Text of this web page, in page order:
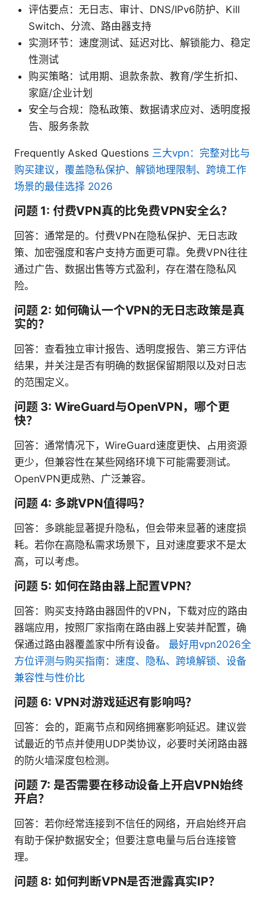
评估要点：无日志、审计、DNS/IPv6防护、Kill
Switch、分流、路由器支持
实测环节：速度测试、延迟对比、解锁能力、稳定
性测试
购买策略：试用期、退款条款、教育/学生折扣、
家庭/企业计划
安全与合规：隐私政策、数据请求应对、透明度报
告、服务条款
Frequently Asked Questions 三大vpn：完整对比与
购买建议，覆盖隐私保护、解锁地理限制、跨境工作
场景的最佳选择 2026
问题 1: 付费VPN真的比免费VPN安全么？
回答：通常是的。付费VPN在隐私保护、无日志政
策、加密强度和客户支持方面更可靠。免费VPN往往
通过广告、数据出售等方式盈利，存在潜在隐私风
险。
问题 2: 如何确认一个VPN的无日志政策是真
实的？
回答：查看独立审计报告、透明度报告、第三方评估
结果，并关注是否有明确的数据保留期限以及对日志
的范围定义。
问题 3: WireGuard与OpenVPN，哪个更
快？
回答：通常情况下，WireGuard速度更快、占用资源
更少，但兼容性在某些网络环境下可能需要测试。
OpenVPN更成熟、广泛兼容。
问题 4: 多跳VPN值得吗？
回答：多跳能显著提升隐私，但会带来显著的速度损
耗。若你在高隐私需求场景下，且对速度要求不是太
高，可以考虑。
问题 5: 如何在路由器上配置VPN？
回答：购买支持路由器固件的VPN，下载对应的路由
器端应用，按照厂家指南在路由器上安装并配置，确
保通过路由器覆盖家中所有设备。 最好用vpn2026全
方位评测与购买指南：速度、隐私、跨境解锁、设备
兼容性与性价比
问题 6: VPN对游戏延迟有影响吗？
回答：会的，距离节点和网络拥塞影响延迟。建议尝
试最近的节点并使用UDP类协议，必要时关闭路由器
的防火墙深度包检测。
问题 7: 是否需要在移动设备上开启VPN始终
开启？
回答：若你经常连接到不信任的网络，开启始终开启
有助于保护数据安全；但要注意电量与后台连接管
理。
问题 8: 如何判断VPN是否泄露真实IP？